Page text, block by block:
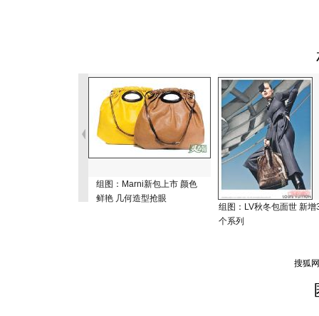
组图：Marni新包上市 颜色
鲜艳 几何造型抢眼
组图：LV秋冬包面世 新增
个系列